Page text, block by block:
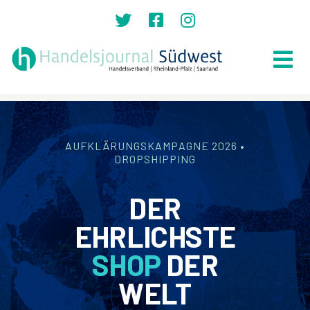
springen
Suche
nach:
Home
Top News
Lokales
Politik
Recht
Auszeichnungen
AUFKLÄRUNGSKAMPAGNE 2026 •
DROPSHIPPING
DER
EHRLICHSTE
SHOPDER
WELT